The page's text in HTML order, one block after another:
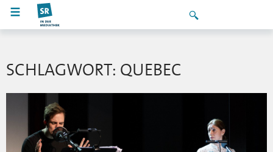
SCHLAGWORT: QUEBEC